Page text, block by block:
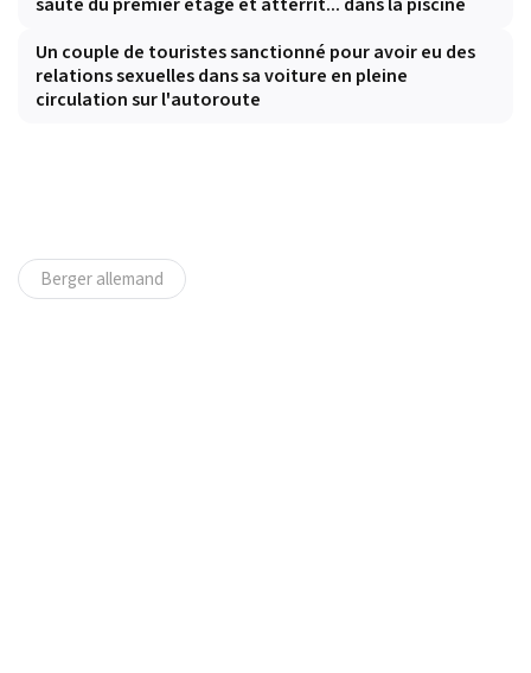
Un couple de touristes sanctionné pour avoir eu des
relations sexuelles dans sa voiture en pleine
circulation sur l'autoroute
Berger allemand